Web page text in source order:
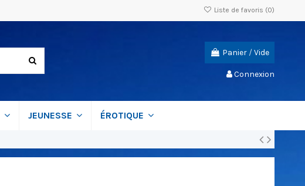
Liste de favoris (0)
Panier /Vide
Connexion
JEUNESSE ÉROTIQUE